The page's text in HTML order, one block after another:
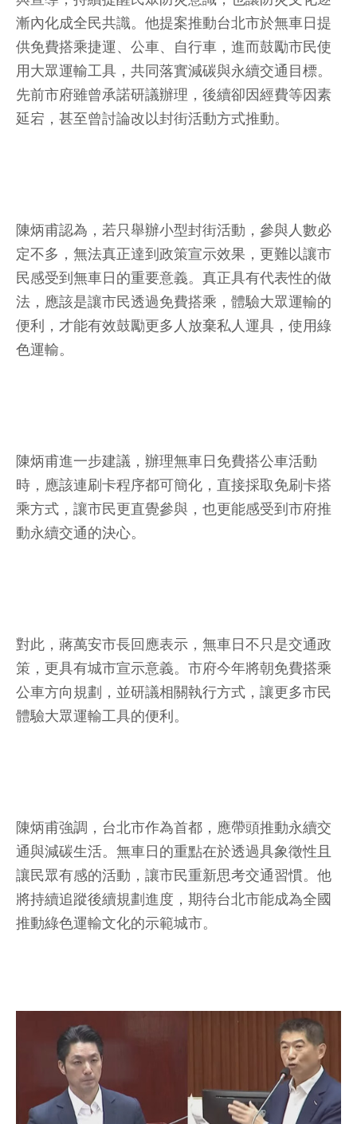
漸內化成全民共識。他提案推動台北市於無車日提
供免費搭乘捷運、公車、自行車，進而鼓勵市民使
用大眾運輸工具，共同落實減碳與永續交通目標。
先前市府雖曾承諾研議辦理，後續卻因經費等因素
延宕，甚至曾討論改以封街活動方式推動。
陳炳甫認為，若只舉辦小型封街活動，參與人數必
定不多，無法真正達到政策宣示效果，更難以讓市
民感受到無車日的重要意義。真正具有代表性的做
法，應該是讓市民透過免費搭乘，體驗大眾運輸的
便利，才能有效鼓勵更多人放棄私人運具，使用綠
色運輸。
陳炳甫進一步建議，辦理無車日免費搭公車活動
時，應該連刷卡程序都可簡化，直接採取免刷卡搭
乘方式，讓市民更直覺參與，也更能感受到市府推
動永續交通的決心。
對此，蔣萬安市長回應表示，無車日不只是交通政
策，更具有城市宣示意義。市府今年將朝免費搭乘
公車方向規劃，並研議相關執行方式，讓更多市民
體驗大眾運輸工具的便利。
陳炳甫強調，台北市作為首都，應帶頭推動永續交
通與減碳生活。無車日的重點在於透過具象徵性且
讓民眾有感的活動，讓市民重新思考交通習慣。他
將持續追蹤後續規劃進度，期待台北市能成為全國
推動綠色運輸文化的示範城市。